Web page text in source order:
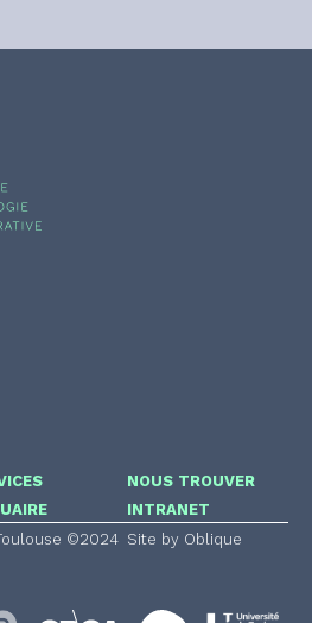
©2024
NOUS TROUVER
INTRANET
Site by Oblique